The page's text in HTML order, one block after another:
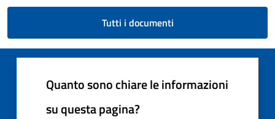
Tutti i documenti
Quanto sono chiare le informazioni
su questa pagina?